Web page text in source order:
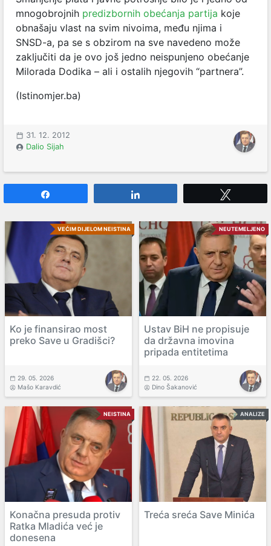
mnogobrojnih predizbornih obećanja partija koje
obnašaju vlast na svim nivoima, među njima i
SNSD-a, pa se s obzirom na sve navedeno može
zaključiti da je ovo još jedno neispunjeno obećanje
Milorada Dodika – ali i ostalih njegovih “partnera”.
(Istinomjer.ba)
31. 12. 2012
Dalio Sijah
VEĆIM DIJELOM NEISTINA
Ko je finansirao most
preko Save u Gradišci?
29. 05. 2026
Mašo Karavdić
NEUTEMELJENO
Ustav BiH ne propisuje
da državna imovina
pripada entitetima
22. 05. 2026
Dino Šakanović
NEISTINA
Konačna presuda protiv
Ratka Mladića već je
donesena
ANALIZE
Treća sreća Save Minića